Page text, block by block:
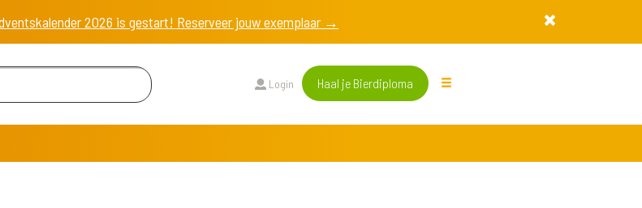
2026 is gestart! Reserveer jouw exemplaar →
Login Haal je Bierdiploma